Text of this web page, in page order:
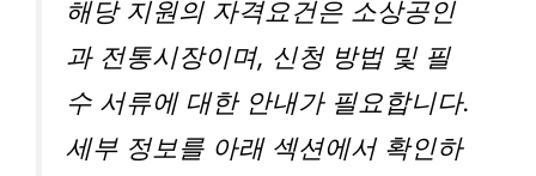
해당 지원의 자격요건은 소상공인
과 전통시장이며, 신청 방법 및 필
수 서류에 대한 안내가 필요합니다.
세부 정보를 아래 섹션에서 확인하